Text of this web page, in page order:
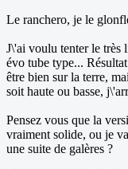
Le ranchero, je le
J\'ai voulu tenter le très
évo tube type...
être bien sur la terre,
soit haute ou basse,
Pensez vous que la
vraiment solide, ou je
une suite de galères ?